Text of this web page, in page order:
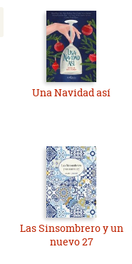
Una Navidad así
Las Sinsombrero y un
nuevo 27